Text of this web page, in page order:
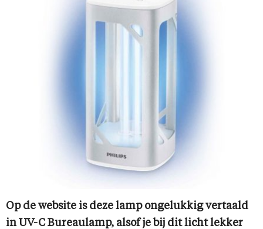
Op de website is deze lamp ongelukkig vertaald
in UV-C Bureaulamp, alsof je bij dit licht lekker